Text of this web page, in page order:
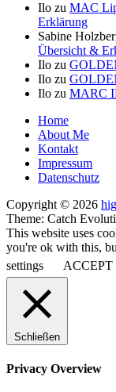
Ilo zu MAC
Erklärung
Sabine
Übersicht &
Ilo zu
Ilo zu
Ilo zu MARC
Seitenfuß-
Menü
Home
About Me
Kontakt
Impressum
Datenschutz
Copyright © 2026
Theme: Catch
This website uses
you're ok with this,
settings
ACCEPT
Schließen
Privacy Overview